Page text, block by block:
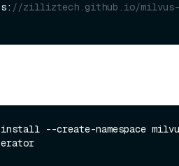
//zilliztech.github.io/milvus-
--create-namespace